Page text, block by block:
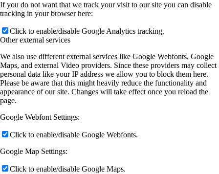
If you do not want that we track your visit to our site you can disable
tracking in your browser here:
Click to enable/disable Google Analytics tracking.
Other external services
We also use different external services like Google Webfonts, Google
Maps, and external Video providers. Since these providers may collect
personal data like your IP address we allow you to block them here.
Please be aware that this might heavily reduce the functionality and
appearance of our site. Changes will take effect once you reload the
page.
Google Webfont Settings:
Click to enable/disable Google Webfonts.
Google Map Settings:
Click to enable/disable Google Maps.